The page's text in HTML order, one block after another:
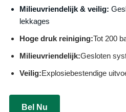
Milieuvriendelijk & veilig:
lekkages
Hoge druk reiniging:Tot 200
Milieuvriendelijk:Gesloten
Veilig:Explosiebestendige
Bel Nu